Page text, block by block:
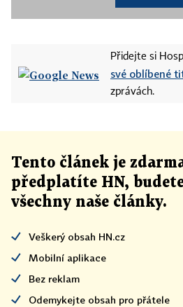
Přidejte si
své oblíbené
zprávách.
Tento článek je
předplatíte HN,
všechny naše články.
Veškerý obsah HN.cz
Mobilní aplikace
Bez reklam
Odemykejte obsah pro přátele